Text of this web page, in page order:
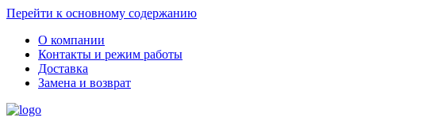
Перейти к основному содержанию
О компании
Контакты и режим работы
Доставка
Замена и возврат